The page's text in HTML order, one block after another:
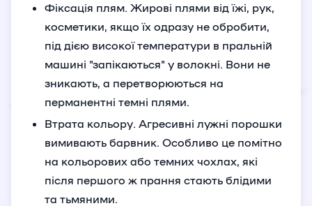
Фіксація плям. Жирові плями від їжі, рук,
косметики, якщо їх одразу не обробити,
під дією високої температури в пральній
машині "запікаються" у волокні. Вони не
зникають, а перетворюються на
перманентні темні плями.
Втрата кольору. Агресивні лужні порошки
вимивають барвник. Особливо це помітно
на кольорових або темних чохлах, які
після першого ж прання стають блідими
та тьмяними.